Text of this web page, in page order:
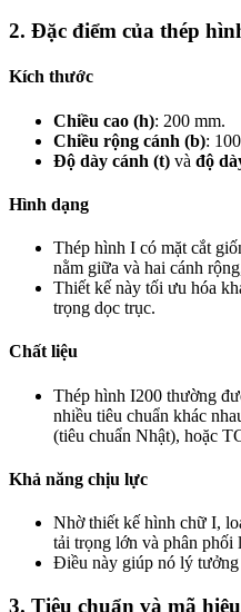
2. Đặc điểm của thép
Kích thước
Chiều cao (h): 200 mm.
Chiều rộng cánh (b):
Độ dày cánh (t) và độ
Hình dạng
Thép hình I có mặt cắt
nằm giữa và hai cánh
Thiết kế này tối ưu hóa
trọng dọc trục.
Chất liệu
Thép hình I200 thường
nhiều tiêu chuẩn khác
(tiêu chuẩn Nhật), hoặc
Khả năng chịu lực
Nhờ thiết kế hình chữ I,
tải trọng lớn và phân phối
Điều này giúp nó lý tưởng
3. Tiêu chuẩn và mã hiệu